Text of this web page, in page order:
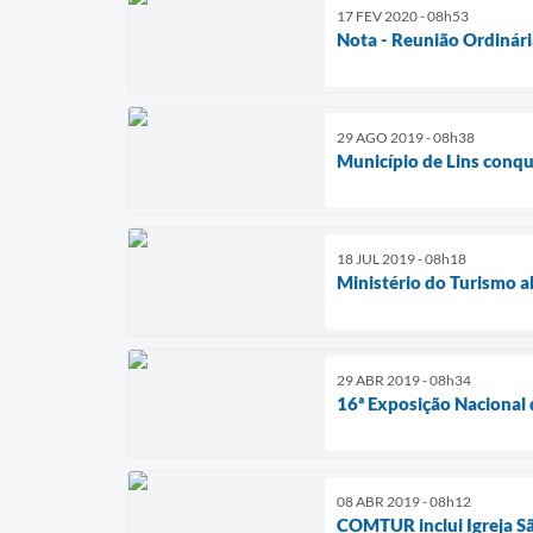
17 FEV 2020 - 08h53
Nota - Reunião
29 AGO 2019 - 08h38
Município de Lins
18 JUL 2019 - 08h18
Ministério do Turismo
29 ABR 2019 - 08h34
16ª Exposição
08 ABR 2019 - 08h12
COMTUR inclui Igreja